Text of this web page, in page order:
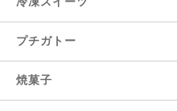
プチガトー
焼菓子